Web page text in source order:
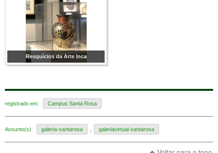
Resquícios da Arte Inca
registrado em: Campus Santa Rosa
Assunto(s): galeria-santarosa galeriavirtual-santarosa